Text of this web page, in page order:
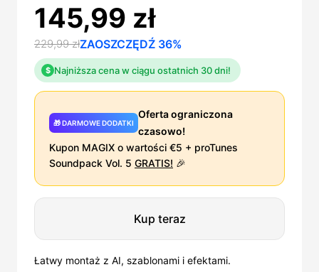
145,99 zł
229,99 złZAOSZCZĘDŹ 36%
$ Najniższa cena w ciągu ostatnich 30 dni!
🎁 DARMOWE DODATKI
Oferta ograniczona
czasowo!
Kupon MAGIX o wartości €5 + proTunes
Soundpack Vol. 5 GRATIS! 🎉
Kup teraz
Łatwy montaż z AI, szablonami i efektami.